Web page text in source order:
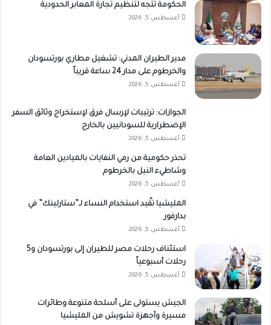
الحكومة تتجه لتنظيم تجارة المعابر الحدودية
أغسطس 5, 2026
مدير الطيران المدني: تشغيل مطاري بورتسودان
والخرطوم على مدار 24 ساعة قريباً
أغسطس 5, 2026
الجوازات: ترتيبات لإرسال فرق لإستخراج وثائق السفر
الإضطرارية للسودانيين بالخارج
أغسطس 5, 2026
تحذر حكومية من رمي النفايات بالميادين العامة
وشاطيء النيل بالخرطوم
أغسطس 5, 2026
المليشيا تقّيد استخدام النساء لـ”ستارلينك” في
بدارفور
أغسطس 5, 2026
استئناف رحلات مصر للطيران إلى بورتسودان و5
رحلات أسبوعياً
أغسطس 5, 2026
الجيش يستولى على أسلحة متنوعة وطائرات
مسيرة وأجهزة تشويش من المليشيا